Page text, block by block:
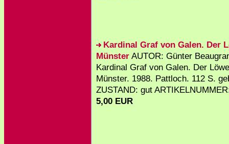
Kardinal Graf von Galen. Der
Münster AUTOR: Günter
Kardinal Graf von Galen. Der
Münster. 1988. Pattloch. 112 S.
ZUSTAND: gut
5,00 EUR